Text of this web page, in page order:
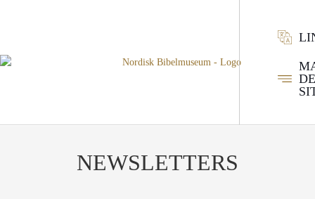
NEWSLETTERS